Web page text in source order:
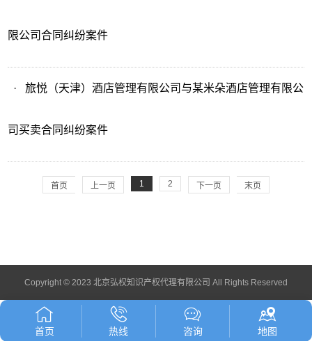
限公司合同纠纷案件
·旅悦（天津）酒店管理有限公司与某米朵酒店管理有限公
司买卖合同纠纷案件
首页 上一页 1 2 下一页 末页
首页 热线 咨询 地图
Copyright © 2023 北京弘权知识产权代理有限公司 All Rights Reserved